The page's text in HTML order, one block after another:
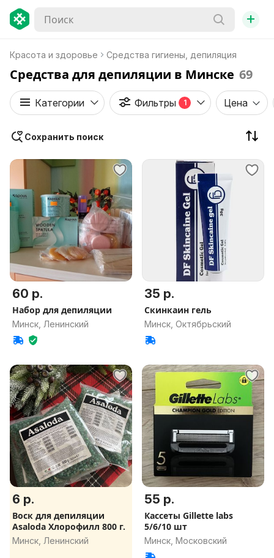
+
Красота и здоровье Средства гигиены, депиляция
Средства для депиляции в Минске 69
Категории Фильтры 1 Цена
Сохранить поиск
60 р.
Набор для депиляции
Минск, Ленинский
35 р.
Скинкаин гель
Минск, Октябрьский
6 р.
Воск для депиляции
Asaloda Хлорофилл 800 г.
Минск, Ленинский
55 р.
Кассеты Gillette labs
5/6/10 шт
Минск, Московский